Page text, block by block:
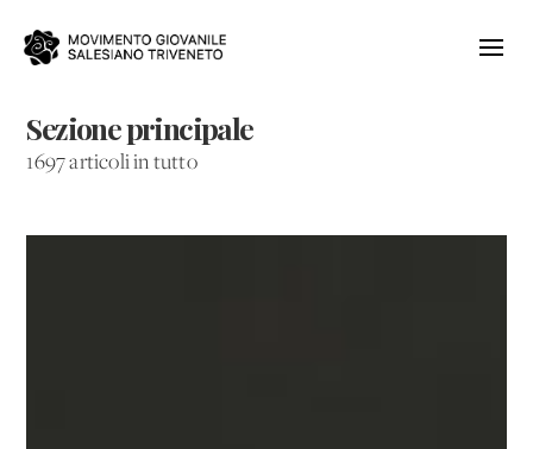
Sezione principale
1697 articoli in tutto